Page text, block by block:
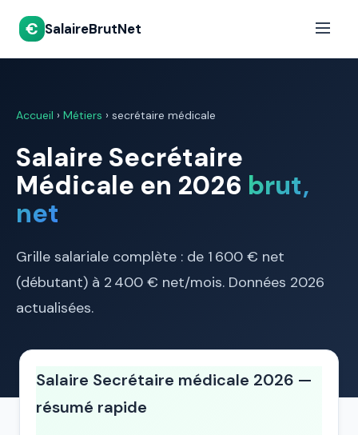
€ SalaireBrutNet
Accueil › Métiers › secrétaire médicale
Salaire Secrétaire
Médicale en 2026 brut,
net
Grille salariale complète : de 1 600 € net
(débutant) à 2 400 € net/mois. Données 2026
actualisées.
Salaire Secrétaire médicale 2026 —
résumé rapide